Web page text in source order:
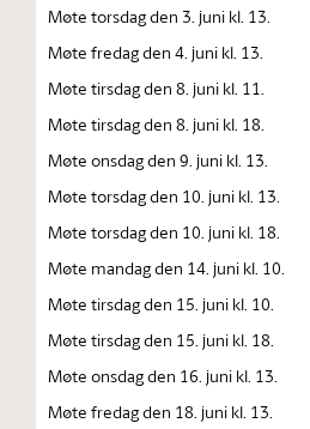
Møte torsdag den 3. juni kl. 13.
Møte fredag den 4. juni kl. 13.
Møte tirsdag den 8. juni kl. 11.
Møte tirsdag den 8. juni kl. 18.
Møte onsdag den 9. juni kl. 13.
Møte torsdag den 10. juni kl. 13.
Møte torsdag den 10. juni kl. 18.
Møte mandag den 14. juni kl. 10.
Møte tirsdag den 15. juni kl. 10.
Møte tirsdag den 15. juni kl. 18.
Møte onsdag den 16. juni kl. 13.
Møte fredag den 18. juni kl. 13.